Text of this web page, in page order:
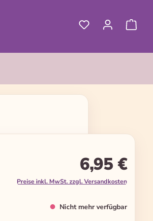
6,95 €
Preise inkl. MwSt. zzgl. Versandkosten
Nicht mehr verfügbar